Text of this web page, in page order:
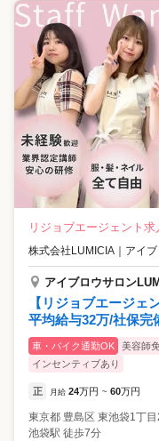
リジョブエージェント求
株式会社LUMICIA アイ
アイブロウサロン
【リジョブエージ
平均給与32万/社保完
車・バイク通勤OK 美容師
インセンティブあり
正 月給 24万円 ~ 60万円
東京都 豊島区 東池袋1丁
池袋駅 徒歩7分